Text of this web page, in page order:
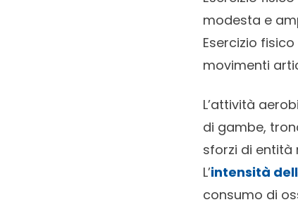
modesta e
Esercizio
movimenti
L’attività
di gambe,
sforzi di entità
L’intensità
consumo di